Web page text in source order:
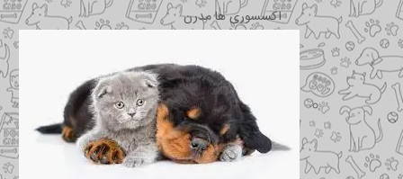
اکسسوری ها مدرن